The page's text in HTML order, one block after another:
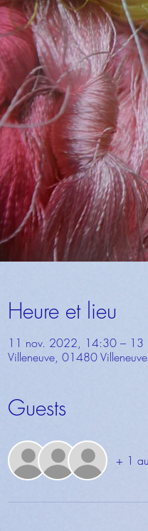
Heure et lieu
11 nov. 2022, 14:30 –
Villeneuve, 01480
Guests
+ 1